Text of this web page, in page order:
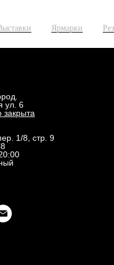
Ярмарки
ул. 6
закрыта
1/8, стр. 9